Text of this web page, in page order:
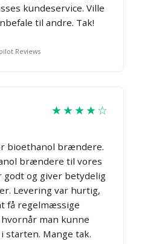
kundeservice. Ville
til andre. Tak!
Reviews
★★★★☆
bioethanol brændere.
brændere til vores
og giver betydelig
Levering var hurtig,
få regelmæssige
man kunne
starten. Mange tak.